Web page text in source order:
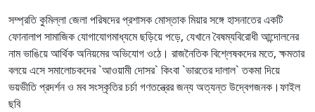
সম্প্রতি কুমিল্লা জেলা পরিষদের প্রশাসক মোস্তাক মিয়ার সঙ্গে হাসনাতের একটি
ফোনালাপ সামাজিক যোগাযোগমাধ্যমে ছড়িয়ে পড়ে, যেখানে বৈষম্যবিরোধী আন্দোলনের
নাম ভাঙিয়ে আর্থিক অনিয়মের অভিযোগ ওঠে। রাজনৈতিক বিশ্লেষকদের মতে, ক্ষমতার
বলয়ে এসে সমালোচকদের ‍‍`আওয়ামী দোসর‍‍` কিংবা ‍‍`ভারতের দালাল‍‍` তকমা দিয়ে
ভয়ভীতি প্রদর্শন ও মব সংস্কৃতির চর্চা গণতন্ত্রের জন্য অত্যন্ত উদ্বেগজনক।ফাইল
ছবি